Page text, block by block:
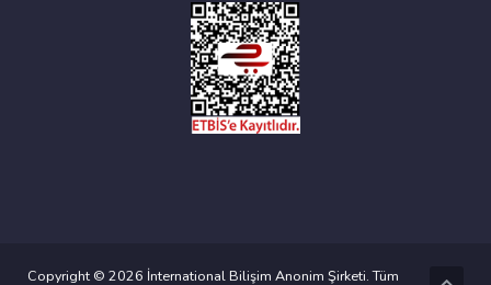
Copyright © 2026 İnternational Bilişim Anonim Şirketi. Tüm